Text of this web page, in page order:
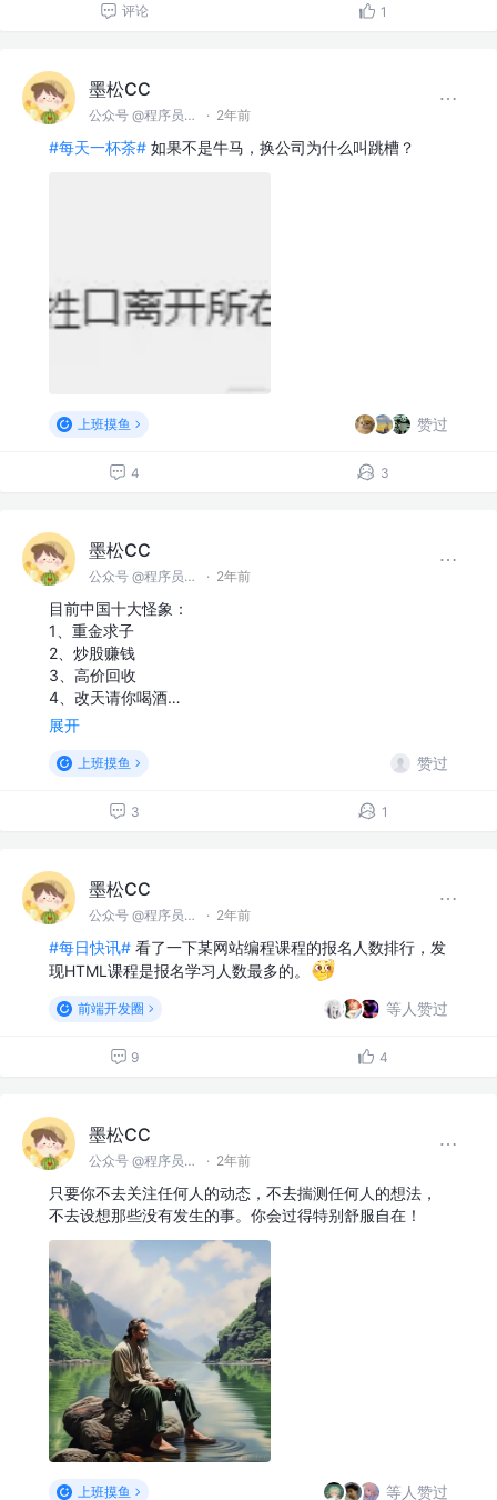
评论 1
墨松CC
公众号 @程序员墨松 · 2年前
#每天一杯茶# 如果不是牛马，换公司为什么叫跳槽？
上班摸鱼 赞过
4 3
墨松CC
公众号 @程序员墨松 · 2年前
目前中国十大怪象：
1、重金求子
2、炒股赚钱
3、高价回收
4、改天请你喝酒…
展开
上班摸鱼 赞过
3 1
墨松CC
公众号 @程序员墨松 · 2年前
#每日快讯# 看了一下某网站编程课程的报名人数排行，发
现HTML课程是报名学习人数最多的。
前端开发圈 等人赞过
9 4
墨松CC
公众号 @程序员墨松 · 2年前
只要你不去关注任何人的动态，不去揣测任何人的想法，
不去设想那些没有发生的事。你会过得特别舒服自在！
上班摸鱼 等人赞过